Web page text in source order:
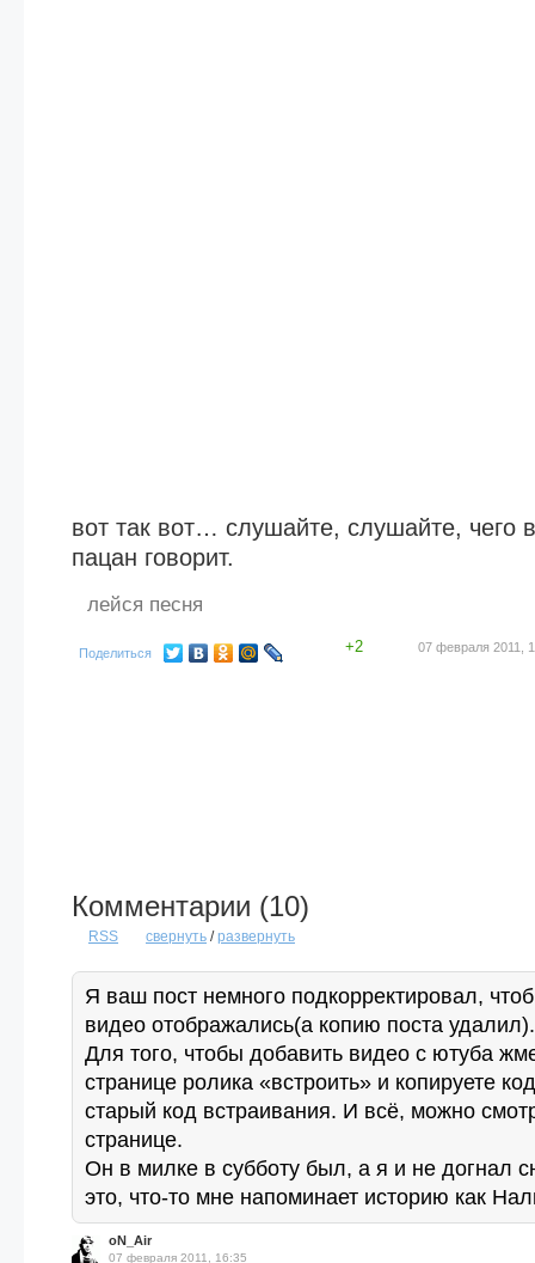
вот так вот… слушайте, слушайте, чего
пацан говорит.
лейся песня
Поделиться +2 07 февраля 2011,
Комментарии (10)
RSS свернуть /развернуть
Я ваш пост немного подкорректировал,
видео отображались(а копию поста удалил).
Для того, чтобы добавить видео с ютуба
странице ролика «встроить» и копируете
старый код встраивания. И всё, можно
странице.
Он в милке в субботу был, а я и не догнал
это, что-то мне напоминает историю как
oN_Air
07 февраля 2011, 16:35